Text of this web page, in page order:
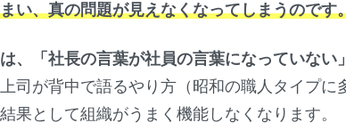
い、真の問題が見えなくなってしまうのです
、「社長の言葉が社員の言葉になっていない
司が背中で語るやり方（昭和の職人タイプに
果として組織がうまく機能しなくなります。